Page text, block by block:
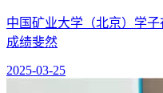
中国矿业大学（北京）学
成绩斐然
2025-03-25